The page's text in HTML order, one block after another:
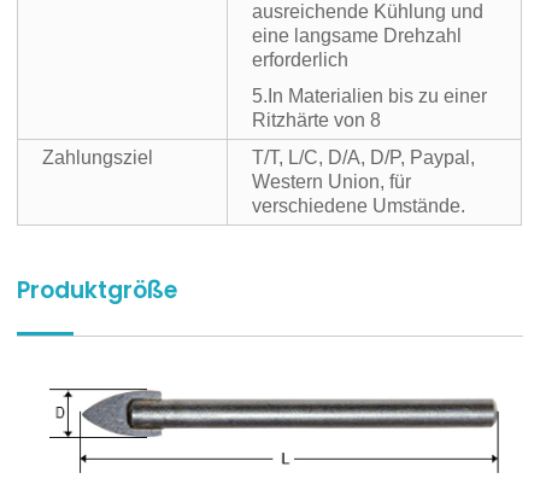
ausreichende Kühlung und
eine langsame Drehzahl
erforderlich
5.In Materialien bis zu einer
Ritzhärte von 8
Zahlungsziel
T/T, L/C, D/A, D/P, Paypal,
Western Union, für
verschiedene Umstände.
Produktgröße